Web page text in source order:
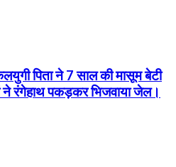
पिता ने 7 साल की मासूम बेटी
रंगेहाथ पकड़कर भिजवाया जेल।